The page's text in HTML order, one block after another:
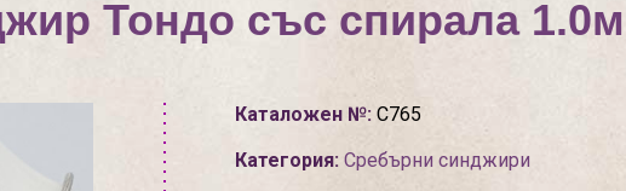
Тондо със спирала
Каталожен №:С765
Категория: Сребърни синджири